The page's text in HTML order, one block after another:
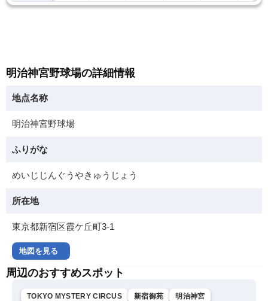
明治神宮野球場の詳細情報
地点名称
明治神宮野球場
ふりがな
めいじじんぐうやきゅうじょう
所在地
東京都新宿区霞ケ丘町3-1
地図を見る
周辺のおすすめスポット
TOKYO MYSTERY CIRCUS 新宿御苑
明治神宮